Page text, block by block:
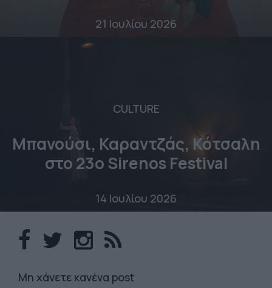
21 Ιουλίου 2026
CULTURE
Μπανούσι, Καραντζάς, Κότσαλη
στο 23o Sirenos Festival
14 Ιουλίου 2026
Mη χάνετε κανένα post